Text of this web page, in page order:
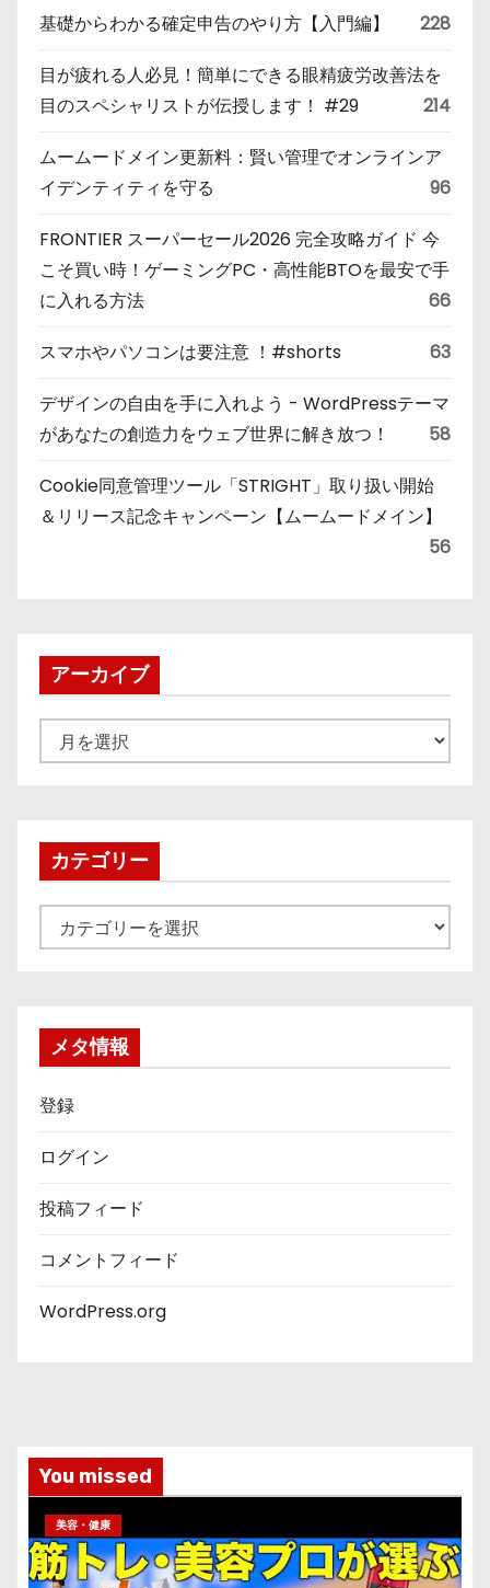
基礎からわかる確定申告のやり方【入門編】 228
目が疲れる人必見！簡単にできる眼精疲労改善法を
目のスペシャリストが伝授します！ #29
214
ムームードメイン更新料：賢い管理でオンラインア
イデンティティを守る
96
FRONTIER スーパーセール2026 完全攻略ガイド 今
こそ買い時！ゲーミングPC・高性能BTOを最安で手
に入れる方法
66
スマホやパソコンは要注意 ！#shorts 63
デザインの自由を手に入れよう - WordPressテーマ
があなたの創造力をウェブ世界に解き放つ！
58
Cookie同意管理ツール「STRIGHT」取り扱い開始
＆リリース記念キャンペーン【ムームードメイン】
56
アーカイブ
ー
ブカテゴリー
テ
メタ情報
登録
ログイン
投稿フィード
コメントフィード
WordPress.org
You missed
美容・健康